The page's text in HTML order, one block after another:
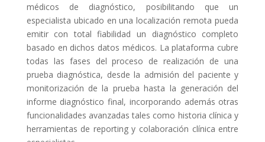
médicos de diagnóstico, posibilitando que un
especialista ubicado en una localización remota pueda
emitir con total fiabilidad un diagnóstico completo
basado en dichos datos médicos. La plataforma cubre
todas las fases del proceso de realización de una
prueba diagnóstica, desde la admisión del paciente y
monitorización de la prueba hasta la generación del
informe diagnóstico final, incorporando además otras
funcionalidades avanzadas tales como historia clínica y
herramientas de reporting y colaboración clínica entre